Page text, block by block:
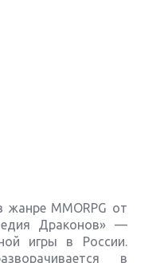
MMORPG от
Драконов» —
игры в России.
в